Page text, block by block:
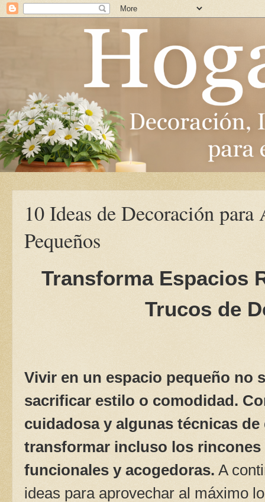
10 Ideas de Decoración para
Pequeños
Transforma Espacios
Trucos de
Vivir en un espacio pequeño no
sacrificar estilo o comodidad.
cuidadosa y algunas técnicas
transformar incluso los rincones
funcionales y acogedoras. A
ideas para aprovechar al máximo